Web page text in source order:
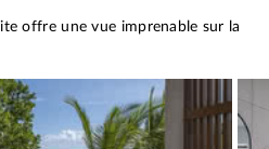
offre une vue imprenable sur la